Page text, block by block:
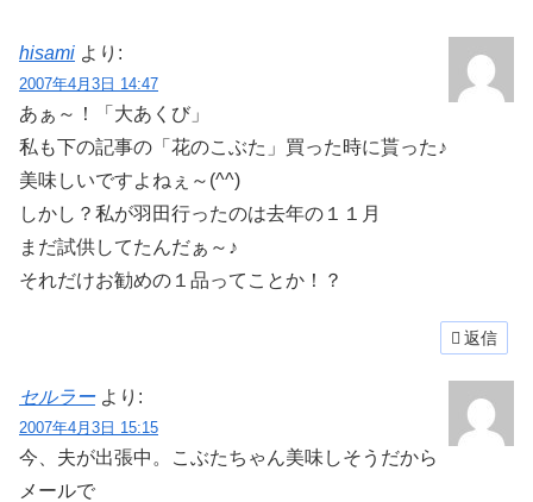
hisami より:
2007年4月3日 14:47
あぁ～！「大あくび」
私も下の記事の「花のこぶた」買った時に貰った♪
美味しいですよねぇ～(^^)
しかし？私が羽田行ったのは去年の１１月
まだ試供してたんだぁ～♪
それだけお勧めの１品ってことか！？
返信
セルラー より:
2007年4月3日 15:15
今、夫が出張中。こぶたちゃん美味しそうだから
メールで